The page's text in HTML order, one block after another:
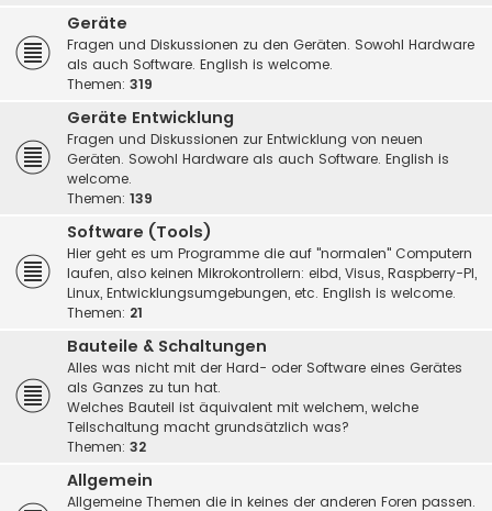
Geräte
Fragen und Diskussionen zu den Geräten. Sowohl Hardware
als auch Software. English is welcome.
Themen: 319
Geräte Entwicklung
Fragen und Diskussionen zur Entwicklung von neuen
Geräten. Sowohl Hardware als auch Software. English is
welcome.
Themen: 139
Software (Tools)
Hier geht es um Programme die auf "normalen" Computern
laufen, also keinen Mikrokontrollern: eibd, Visus, Raspberry-PI,
Linux, Entwicklungsumgebungen, etc. English is welcome.
Themen: 21
Bauteile & Schaltungen
Alles was nicht mit der Hard- oder Software eines Gerätes
als Ganzes zu tun hat.
Welches Bauteil ist äquivalent mit welchem, welche
Teilschaltung macht grundsätzlich was?
Themen: 32
Allgemein
Allgemeine Themen die in keines der anderen Foren passen.